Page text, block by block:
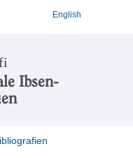
English
Ibsen-